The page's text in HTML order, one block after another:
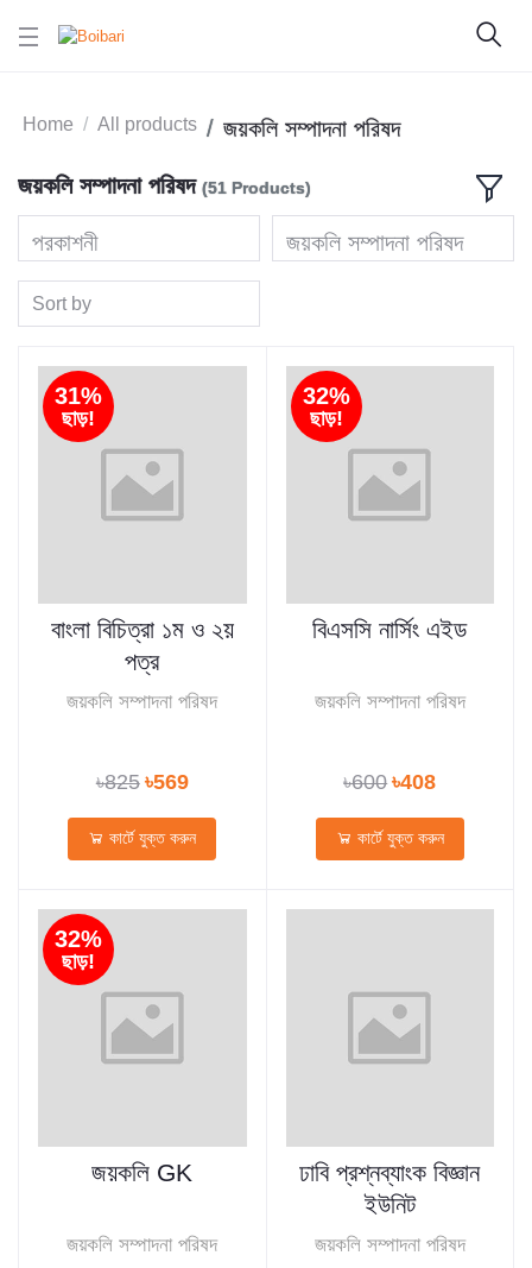
Home All products জয়কলি সম্পাদনা পরিষদ
জয়কলি সম্পাদনা পরিষদ (51 Products)
প্রকাশনী জয়কলি সম্পাদনা পরিষদ
Sort by
31%
ছাড়!
বাংলা বিচিত্রা ১ম ও ২য়
পত্র
জয়কলি সম্পাদনা পরিষদ
৳825 ৳569
কার্টে যুক্ত করুন
32%
ছাড়!
বিএসসি নার্সিং এইড
জয়কলি সম্পাদনা পরিষদ
৳600 ৳408
কার্টে যুক্ত করুন
32%
ছাড়!
জয়কলি GK
জয়কলি সম্পাদনা পরিষদ
ঢাবি প্রশ্নব্যাংক বিজ্ঞান
ইউনিট
জয়কলি সম্পাদনা পরিষদ